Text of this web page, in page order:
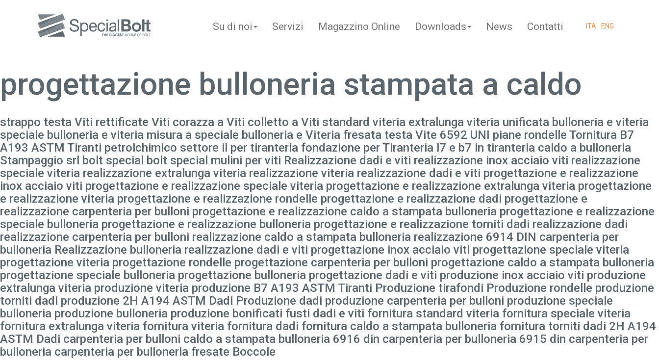
ITA ENG
Su di noi Servizi Magazzino Online Downloads News Contatti
progettazione bulloneria stampata a caldo
strappo testa Viti rettificate Viti corazza a Viti colletto a Viti standard viteria extralunga viteria unificata bulloneria e viteria
speciale bulloneria e viteria misura a speciale bulloneria e Viteria fresata testa Vite 6592 UNI piane rondelle Tornitura B7
A193 ASTM Tiranti petrolchimico settore il per tiranteria fondazione per Tiranteria l7 e b7 in tiranteria caldo a bulloneria
Stampaggio srl bolt special bolt special mulini per viti Realizzazione dadi e viti realizzazione inox acciaio viti realizzazione
speciale viteria realizzazione extralunga viteria realizzazione viteria realizzazione dadi e viti progettazione e realizzazione
inox acciaio viti progettazione e realizzazione speciale viteria progettazione e realizzazione extralunga viteria progettazione
e realizzazione viteria progettazione e realizzazione rondelle progettazione e realizzazione dadi progettazione e
realizzazione carpenteria per bulloni progettazione e realizzazione caldo a stampata bulloneria progettazione e realizzazione
speciale bulloneria progettazione e realizzazione bulloneria progettazione e realizzazione torniti dadi realizzazione dadi
realizzazione carpenteria per bulloni realizzazione caldo a stampata bulloneria realizzazione 6914 DIN carpenteria per
bulloneria Realizzazione bulloneria realizzazione dadi e viti progettazione inox acciaio viti progettazione speciale viteria
progettazione viteria progettazione rondelle progettazione carpenteria per bulloni progettazione caldo a stampata bulloneria
progettazione speciale bulloneria progettazione bulloneria progettazione dadi e viti produzione inox acciaio viti produzione
extralunga viteria produzione viteria produzione B7 A193 ASTM Tiranti Produzione tirafondi Produzione rondelle produzione
torniti dadi produzione 2H A194 ASTM Dadi Produzione dadi produzione carpenteria per bulloni produzione speciale
bulloneria produzione bulloneria produzione bonificati fusti dadi e viti fornitura standard viteria fornitura speciale viteria
fornitura extralunga viteria fornitura viteria fornitura dadi fornitura caldo a stampata bulloneria fornitura torniti dadi 2H A194
ASTM Dadi carpenteria per bulloni caldo a stampata bulloneria 6916 din carpenteria per bulloneria 6915 din carpenteria per
bulloneria carpenteria per bulloneria fresate Boccole